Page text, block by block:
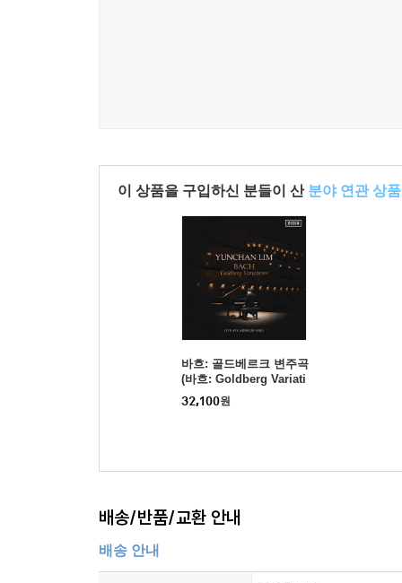
이 상품을 구입하신 분들이 산 분야 연관 상품
바흐: 골드베르크 변주곡
(바흐: Goldberg Variati
ons, BWV 988)(Digipac
k)(CD) - 임윤찬 (Yuncha
32,100원
배송/반품/교환 안내
배송 안내